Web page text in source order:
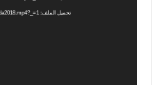
تحميل الملف: http://7areer.com/wp-content/uploads/2019/02/voda2018.mp4?_=1